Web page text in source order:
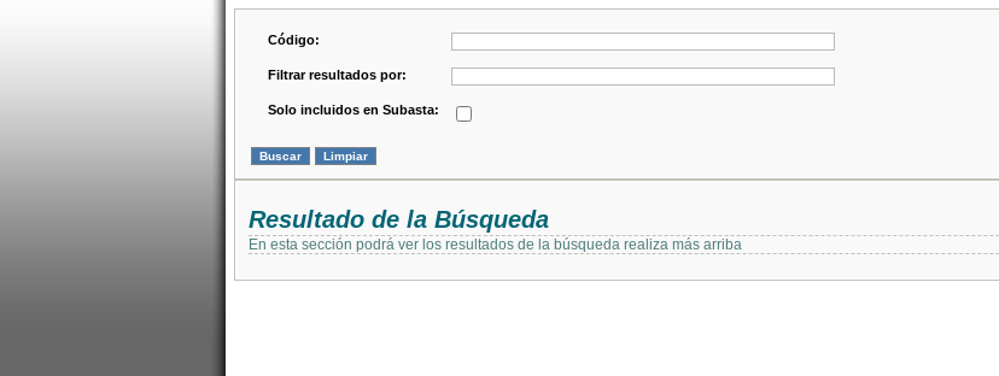
Código:
Filtrar resultados por:
Solo incluidos en Subasta:
Resultado de la Búsqueda
En esta sección podrá ver los resultados de la búsqueda realiza más arriba